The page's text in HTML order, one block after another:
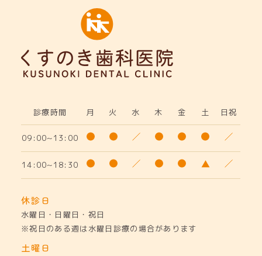
診療時間 月 火 水 木 金 土 日祝
09:00~13:00
14:00~18:30
休診日
水曜日・日曜日・祝日
※祝日のある週は水曜日診療の場合があります
土曜日